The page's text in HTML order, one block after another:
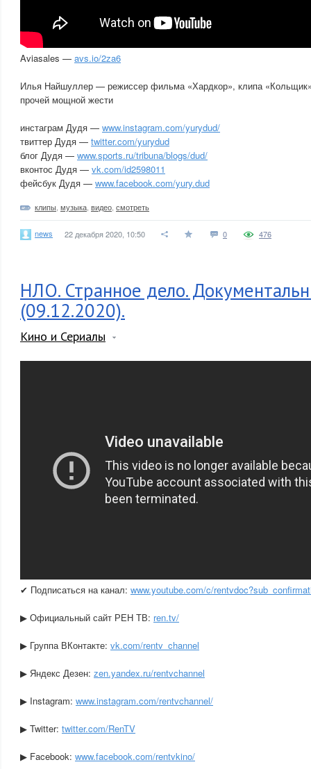
Aviasales — avs.io/2za6
Илья Найшуллер — режиссер фильма «Хардкор», клипа
прочей мощной жести
инстаграм Дудя — www.instagram.com/yurydud/
твиттер Дудя — twitter.com/yurydud
блог Дудя — www.sports.ru/tribuna/blogs/dud/
вконтос Дудя — vk.com/id2598011
фейсбук Дудя — www.facebook.com/yury.dud
клипы музыка видео смотреть
news 22 декабря 2020, 10:50 0 476
НЛО. Странное дело.
(09.12.2020).
Кино и Сериалы
✔ Подписаться на канал: www.youtube.com/c/
▶ Официальный сайт РЕН ТВ: ren.tv/
▶ Группа ВКонтакте: vk.com/rentv_channel
▶ Яндекс Дезен: zen.yandex.ru/rentvchannel
▶ Instagram: www.instagram.com/rentvchannel/
▶ Twitter: twitter.com/RenTV
▶ Facebook: www.facebook.com/rentvkino/